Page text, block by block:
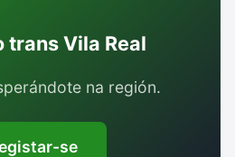
trans Vila Real
na región.
se